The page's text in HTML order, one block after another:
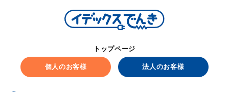
トップページ
個人のお客様 法人のお客様